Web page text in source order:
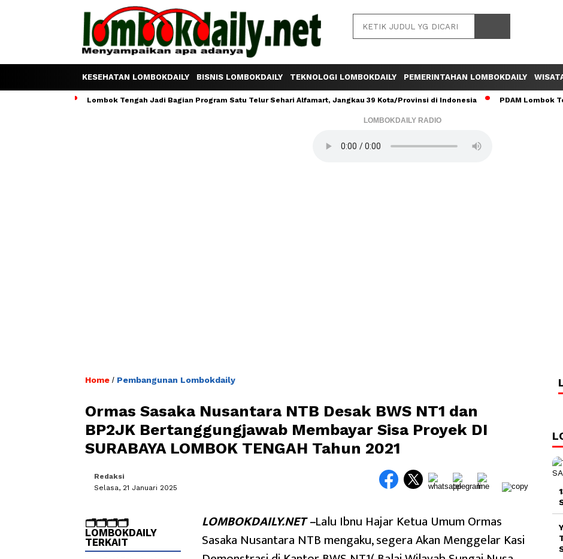
KESEHATAN LOMBOKDAILY BISNIS LOMBOKDAILY TEKNOLOGI LOMBOKDAILY PEMERINTAHAN LOMBOKDAILY
Lombok Tengah Jadi Bagian Program Satu Telur Sehari Alfamart, Jangkau 39 Kota/Provinsi di Indonesia PDAM Lombok
LOMBOKDAILY RADIO
Home / Pembangunan Lombokdaily
Ormas Sasaka Nusantara NTB Desak BWS NT1 dan
BP2JK Bertanggungjawab Membayar Sisa Proyek DI
SURABAYA LOMBOK TENGAH Tahun 2021
Redaksi
Selasa, 21 Januari 2025
LOMBOKDAILY.NET –Lalu Ibnu Hajar Ketua Umum Ormas
Sasaka Nusantara NTB mengaku, segera Akan Menggelar Kasi
🗂️🗂️🗂️🗂️
LOMBOKDAILY
TERKAIT